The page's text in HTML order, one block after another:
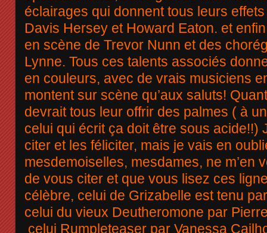
éclairages qui donnent tous leurs
Davis Hersey et Howard Eaton. et
en scène de Trevor Nunn et des
Lynne. Tous ces talents associés
en couleurs, avec de vrais musiciens
montent sur scène qu’aux saluts!
devrait tous leur offrir des palmes ( à
celui qui écrit ça doit être sous acide!!)
citer et les féliciter, mais je vais en
mesdemoiselles, mesdames, ne m’en
de vous citer et que vous lisez ces
célèbre, celui de Grizabelle est tenu
celui du vieux Deutheromone par
celui Rumpleteaser par Vanessa